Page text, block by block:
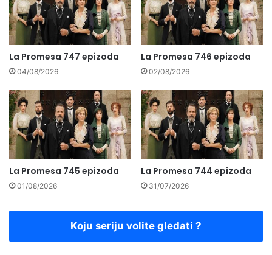
La Promesa 747 epizoda
04/08/2026
La Promesa 746 epizoda
02/08/2026
La Promesa 745 epizoda
01/08/2026
La Promesa 744 epizoda
31/07/2026
Koju seriju volite gledati ?